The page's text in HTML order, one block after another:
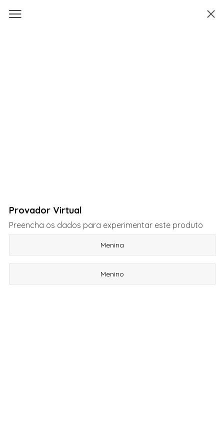
Provador Virtual
Preencha os dados para experimentar este produto
Menina
Menino